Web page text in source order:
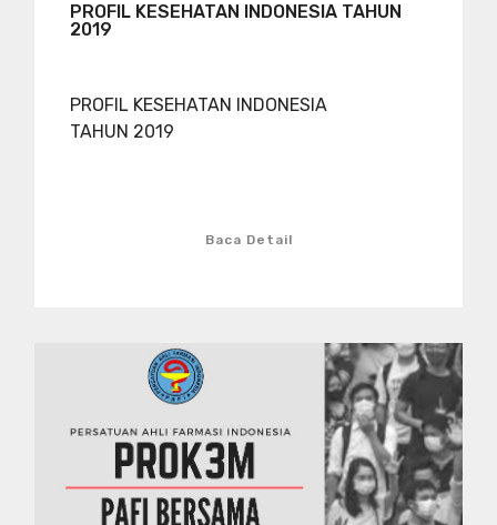
PROFIL KESEHATAN INDONESIA TAHUN
2019
PROFIL KESEHATAN INDONESIA
TAHUN 2019
Baca Detail